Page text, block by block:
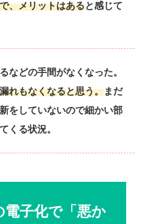
、メリットはあると感じて
などの手間がなくなった。
れもなくなると思う。まだ
をしていないので細かい部
くる状況。
電子化で「悪か